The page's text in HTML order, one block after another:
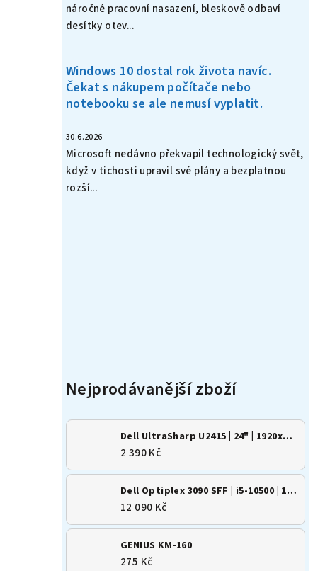
náročné pracovní nasazení, bleskově odbaví
desítky otev...
Windows 10 dostal rok života navíc.
Čekat s nákupem počítače nebo
notebooku se ale nemusí vyplatit.
30.6.2026
Microsoft nedávno překvapil technologický svět,
když v tichosti upravil své plány a bezplatnou
rozší...
Dell UltraSharp U2415 | 24" | 1920x1200 | 16:10 | IPS
2 390 Kč
Dell Optiplex 3090 SFF | i5-10500 | 16GB | 500GB SSD | Win 11
12 090 Kč
GENIUS KM-160
275 Kč